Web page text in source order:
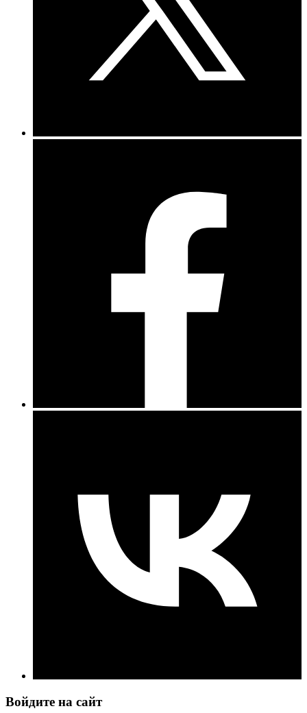
Войдите на сайт